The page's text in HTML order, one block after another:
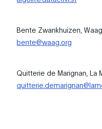
Bente Zwankhuizen,
bente@waag.org
Quitterie de Marignan, La